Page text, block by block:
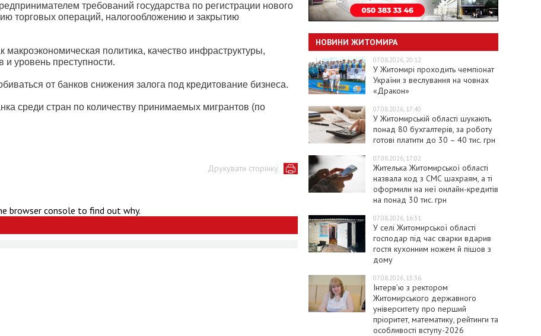
требований государства по регистрации нового
торговых операций, налогообложению и закрытию
политика, качество инфраструктуры,
уровень преступности.
от банков снижения залога под кредитование бизнеса.
среди стран по количеству принимаемых мигрантов (по
Друкувати сторінку
browser console to find out why.
НОВИНИ ЖИТОМИРА
07.08.2026, 20:12
У Житомирі проходить чемпіонат
України з веслування на човнах
«Дракон»
07.08.2026, 17:40
У Житомирській області шукають
понад 80 бухгалтерів, за роботу
готові платити до 30 – 40 тис. грн
07.08.2026, 17:02
Жителька Житомирської області
назвала код з СМС шахраям, а ті
оформили на неї онлайн-кредитів
на понад 30 тис. грн
07.08.2026, 16:31
У селі Житомирської області
господар під час сварки вдарив
гостя кухонним ножем й пішов з
дому
07.08.2026, 15:36
Інтерв’ю з ректором
Житомирського державного
університету про перший
пріоритет, математику, рейтинги та
особливості вступу-2026